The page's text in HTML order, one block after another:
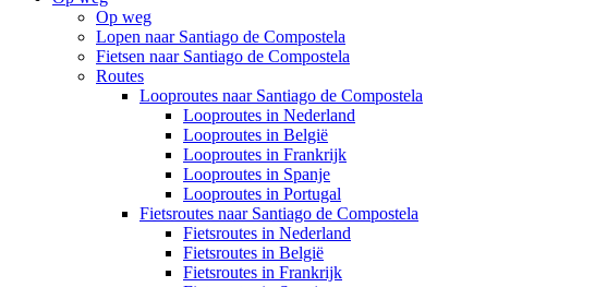
Op weg
Lopen naar Santiago de Compostela
Fietsen naar Santiago de Compostela
Routes
Looproutes naar Santiago de Compostela
Looproutes in Nederland
Looproutes in België
Looproutes in Frankrijk
Looproutes in Spanje
Looproutes in Portugal
Fietsroutes naar Santiago de Compostela
Fietsroutes in Nederland
Fietsroutes in België
Fietsroutes in Frankrijk